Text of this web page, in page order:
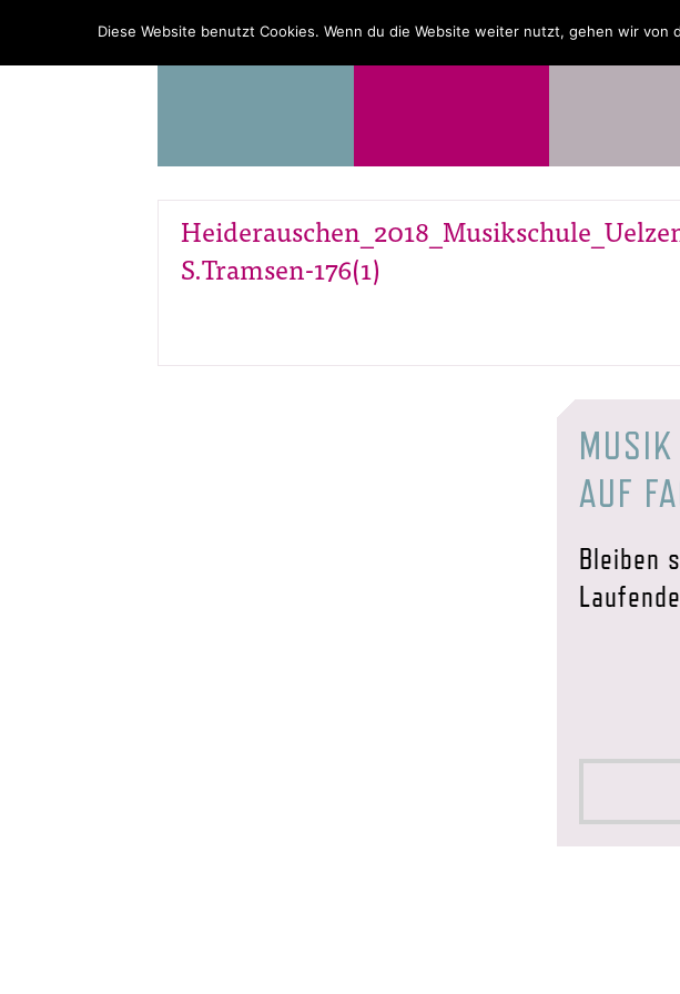
PROGRAMM ÜBER UNS NEWS
S.Tramsen-176(1)
AUF
Bleiben
Diese Website benutzt Cookies. Wenn du die Website weiter nutzt, gehen wir von